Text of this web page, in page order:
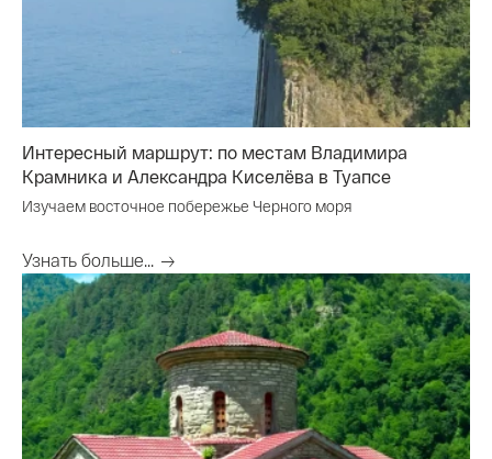
Интересный маршрут: по местам Владимира
Крамника и Александра Киселёва в Туапсе
Изучаем восточное побережье Черного моря
Узнать больше...